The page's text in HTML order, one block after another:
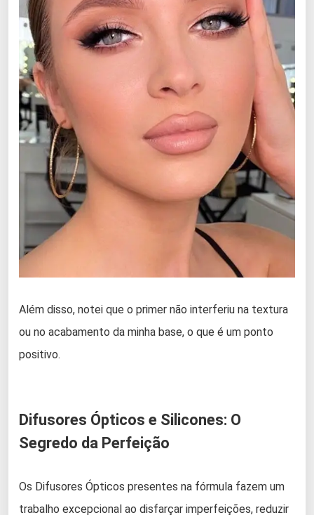
Além disso, notei que o primer não interferiu na textura
ou no acabamento da minha base, o que é um ponto
positivo.
Difusores Ópticos e Silicones: O
Segredo da Perfeição
Os Difusores Ópticos presentes na fórmula fazem um
trabalho excepcional ao disfarçar imperfeições, reduzir